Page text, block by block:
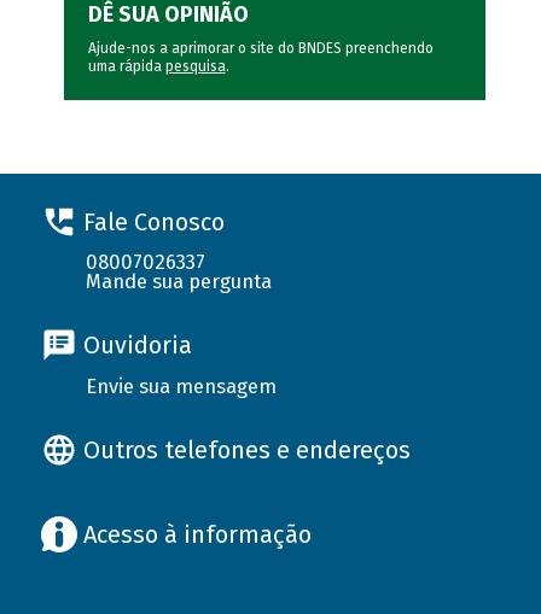
DÊ SUA OPINIÃO
Ajude-nos a aprimorar o site do BNDES preenchendo
uma rápida pesquisa.
Fale Conosco
08007026337
Mande sua pergunta
Ouvidoria
Envie sua mensagem
Outros telefones e endereços
Acesso à informação